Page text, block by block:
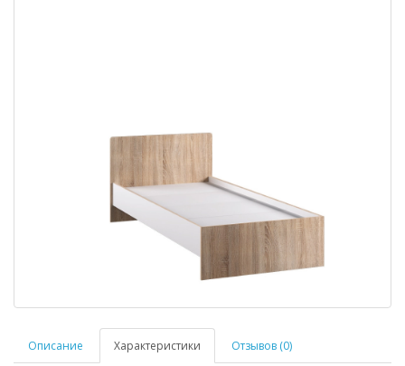
Описание Характеристики Отзывов (0)